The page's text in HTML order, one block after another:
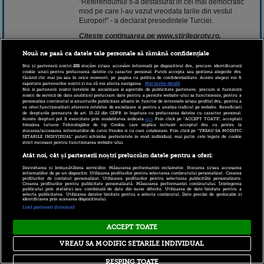
mod pe care l-au vazut vreodata tarile din vestul
Europei!" - a declarat presedintele Turciei.
Citeste continuarea pe www.stirileprotv.ro.
18 aprilie 2017 09:04
Politica Confidentialitate| RSS
Nouă ne pasă ca datele tale personale să rămână confidențiale
Noi și partenerii noștri201stocăm și/sau accesăm informații pe dispozitivul dvs., precum identificatorii
cookie unici pentru prelucrarea datelor cu caracter personal. Puteți accepta sau gestiona alegerile dvs.
făcând clic mai jos sau în orice moment, pe pagina cu politica de confidențialitate. Aceste alegeri vor fi
raportate partenerilor noștri și nu vă vor afecta navigarea.
Mai multe detalii
Noi si partenerii nostri (retelele de socializare si agentiile de publicitate partenere, precum si furnizorii
nostri de servicii de date analitice) prelucram date pentru a permite website-ului sa functioneze, pentru a
personaliza continutul si anunturile publicitare afisate in functie de interesele si/sau profilul dvs., pentru a
va oferi functionalitati aferente retelelor de socializare si pentru a analiza traficul pe website. Beneficiati
de drepturile prevazute de art. 15-22 din GDPR in legatura cu prelucrarea datelor cu caracter personal.
Aceste drepturi pot fi exercitate prin modalitatea indicataaici. Prin click pe “ACCEPT TOATE”, acceptati
folosirea tuturor Tehnologiilor de tip Cookie, care implica inclusiv acceptul dvs. cu privire la
stocarea/accesarea informatiilor de catre Vendor-ii cu care colaboram. Prin click pe “VREAU SA MODIFIC
SETARILE INDIVIDUAL” puteti schimba preferintele in mod individual, mai putin cele legate de cookie
strict necesare pentru functionarea website-ului.
Atât noi, cât și partenerii noștri prelucrăm datele pentru a oferi:
Dezvoltarea și îmbunătățirea serviciilor. Măsurarea performanței reclamelor. Stocarea și/sau accesarea
informațiilor de pe un dispozitiv. Utilizarea profilurilor pentru selectarea conținutului personalizat. Crearea
profilurilor de conținut personalizat. Utilizarea profilurilor pentru selectarea publicității personalizate.
Crearea profilurilor pentru publicitate personalizată. Măsurarea performanței conținutului. Înțelegerea
publicului prin statistici sau combinații de date din surse diferite. Utilizarea de date limitate pentru a
selecta publicitatea. Utilizarea datelor limitate pentru a selecta conținutul. Date precise de geolocație și
identificarea prin scanarea dispozitivului.
Listă parteneri (furnizori)
ACCEPT TOATE
RESPING TOATE
VREAU SA MODIFIC SETARILE INDIVIDUAL